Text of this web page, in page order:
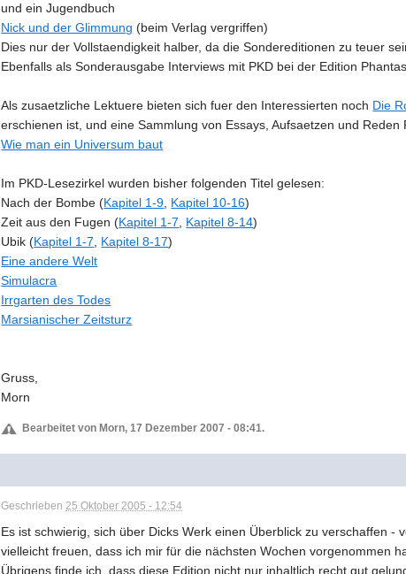
und ein Jugendbuch
Nick und der Glimmung (beim Verlag vergriffen)
Dies nur der Vollstaendigkeit halber, da die Sondereditionen zu teuer
Ebenfalls als Sonderausgabe Interviews mit PKD bei der Edition
Als zusaetzliche Lektuere bieten sich fuer den Interessierten noch Die
erschienen ist, und eine Sammlung von Essays, Aufsaetzen und
Wie man ein Universum baut
Im PKD-Lesezirkel wurden bisher folgenden Titel gelesen:
Nach der Bombe (Kapitel 1-9 Kapitel 10-16)
Zeit aus den Fugen (Kapitel 1-7 Kapitel 8-14)
Ubik (Kapitel 1-7 Kapitel 8-17)
Eine andere Welt
Simulacra
Irrgarten des Todes
Marsianischer Zeitsturz
Gruss,
Morn
Bearbeitet von Morn, 17 Dezember 2007 - 08:41.
Geschrieben25 Oktober 2005 - 12:54
Es ist schwierig, sich über Dicks Werk einen Überblick zu verschaffen
vielleicht freuen, dass ich mir für die nächsten Wochen vorgenommen
Übrigens finde ich, dass diese Edition nicht nur inhaltlich recht gut